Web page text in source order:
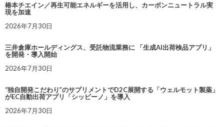
椿本チエイン／再生可能エネルギーを活用し、カーボンニュートラル実
現を加速
2026年7月30日
三井倉庫ホールディングス、受託物流業務に 「生成AI出荷検品アプリ」
を開発・導入開始
2026年7月30日
“独自開発こだわり”のサプリメントでD2C展開する「ウェルモット製薬」
がEC自動出荷アプリ「シッピーノ」を導入
2026年7月30日